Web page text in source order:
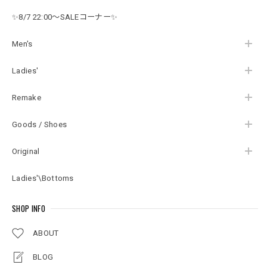
✨8/7 22:00～SALEコーナー✨
Men's
Ladies'
Remake
Goods / Shoes
Original
Ladies'\Bottoms
SHOP INFO
ABOUT
BLOG
ージ ビンテージ 古着
レディースXXL相当
サイズ